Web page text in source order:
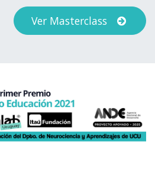
Ver Masterclass